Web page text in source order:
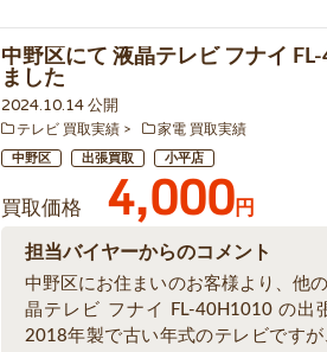
中野区にて 液晶テレビ フナイ
ました
2024.10.14 公開
テレビ 買取実績 家電 買取実績
中野区 出張買取 小平店
買取価格 4,000円
担当バイヤーからのコメント
中野区にお住まいのお客様より、他
晶テレビ フナイ FL-40H1010 の出
2018年製で古い年式のテレビです